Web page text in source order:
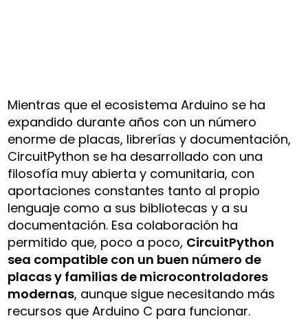
Mientras que el ecosistema Arduino se ha
expandido durante años con un número
enorme de placas, librerías y documentación,
CircuitPython se ha desarrollado con una
filosofía muy abierta y comunitaria, con
aportaciones constantes tanto al propio
lenguaje como a sus bibliotecas y a su
documentación. Esa colaboración ha
permitido que, poco a poco, CircuitPython
sea compatible con un buen número de
placas y familias de microcontroladores
modernas, aunque sigue necesitando más
recursos que Arduino C para funcionar.